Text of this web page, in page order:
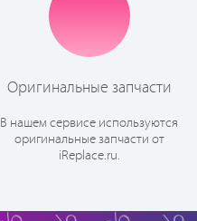
Оригинальные запчасти
В нашем сервисе используются
оригинальные запчасти от
iReplace.ru.